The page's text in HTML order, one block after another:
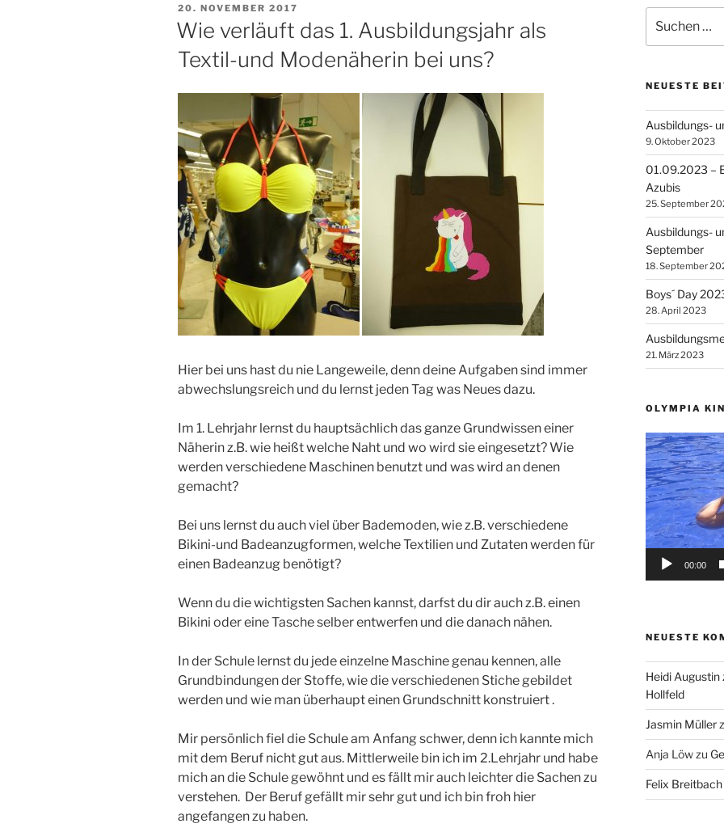
VERÖFFENTLICHT
AM
20. NOVEMBER 2017
Wie verläuft das 1. Ausbildungsjahr als
Textil-und Modenäherin bei uns?
Hier bei uns hast du nie Langeweile, denn deine Aufgaben sind immer
abwechslungsreich und du lernst jeden Tag was Neues dazu.
Im 1. Lehrjahr lernst du hauptsächlich das ganze Grundwissen einer
Näherin z.B. wie heißt welche Naht und wo wird sie eingesetzt? Wie
werden verschiedene Maschinen benutzt und was wird an denen
gemacht?
Bei uns lernst du auch viel über Bademoden, wie z.B. verschiedene
Bikini-und Badeanzugformen, welche Textilien und Zutaten werden für
einen Badeanzug benötigt?
Wenn du die wichtigsten Sachen kannst, darfst du dir auch z.B. einen
Bikini oder eine Tasche selber entwerfen und die danach nähen.
In der Schule lernst du jede einzelne Maschine genau kennen, alle
Grundbindungen der Stoffe, wie die verschiedenen Stiche gebildet
werden und wie man überhaupt einen Grundschnitt konstruiert .
Mir persönlich fiel die Schule am Anfang schwer, denn ich kannte mich
mit dem Beruf nicht gut aus. Mittlerweile bin ich im 2.Lehrjahr und habe
mich an die Schule gewöhnt und es fällt mir auch leichter die Sachen zu
verstehen. Der Beruf gefällt mir sehr gut und ich bin froh hier
angefangen zu haben.
nach:
NEUESTE
Ausbildungs-
9. Oktober 2023
01.09.2023 –
Azubis
25. September
Ausbildungs-
September
18. September
Boys´ Day
28. April 2023
21. März 2023
OLYMPIA
Video-
Player
00:00
NEUESTE
Heidi Augustin
Hollfeld
Jasmin Müller
Anja Löwzu
Felix Breitbach